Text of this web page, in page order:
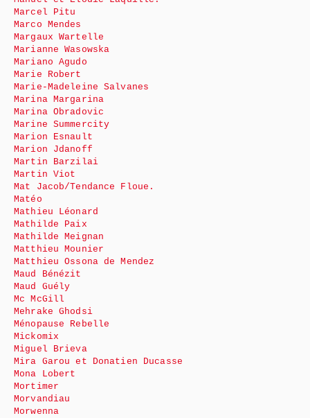
Marcel Pitu
Marco Mendes
Margaux Wartelle
Marianne Wasowska
Mariano Agudo
Marie Robert
Marie-Madeleine Salvanes
Marina Margarina
Marina Obradovic
Marine Summercity
Marion Esnault
Marion Jdanoff
Martin Barzilai
Martin Viot
Mat Jacob/Tendance Floue.
Matéo
Mathieu Léonard
Mathilde Paix
Mathilde Meignan
Matthieu Mounier
Matthieu Ossona de Mendez
Maud Bénézit
Maud Guély
Mc McGill
Mehrake Ghodsi
Ménopause Rebelle
Mickomix
Miguel Brieva
Mira Garou et Donatien Ducasse
Mona Lobert
Mortimer
Morvandiau
Morwenna